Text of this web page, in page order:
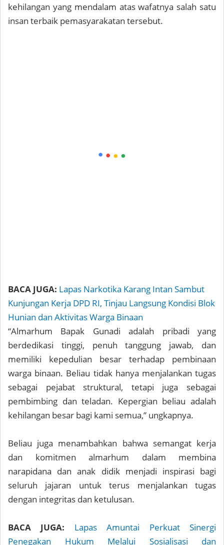
kehilangan yang mendalam atas wafatnya salah satu
insan terbaik pemasyarakatan tersebut.
BACA JUGA: Lapas Narkotika Karang Intan Sambut
Kunjungan Kerja DPD RI, Tinjau Langsung Kondisi Blok
Hunian dan Aktivitas Warga Binaan
“Almarhum Bapak Gunadi adalah pribadi yang
berdedikasi tinggi, penuh tanggung jawab, dan
memiliki kepedulian besar terhadap pembinaan
warga binaan. Beliau tidak hanya menjalankan tugas
sebagai pejabat struktural, tetapi juga sebagai
pembimbing dan teladan. Kepergian beliau adalah
kehilangan besar bagi kami semua,” ungkapnya.
Beliau juga menambahkan bahwa semangat kerja
dan komitmen almarhum dalam membina
narapidana dan anak didik menjadi inspirasi bagi
seluruh jajaran untuk terus menjalankan tugas
dengan integritas dan ketulusan.
BACA JUGA:
Lapas Amuntai Perkuat Sinergi
Penegakan Hukum Melalui Sosialisasi dan